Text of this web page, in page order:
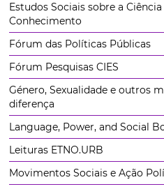
Estudos Sociais sobre a
Conhecimento
Fórum das Políticas Públicas
Fórum Pesquisas CIES
Género, Sexualidade e outros
diferença
Language, Power, and Social
Leituras ETNO.URB
Movimentos Sociais e Ação